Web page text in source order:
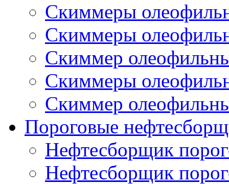
Скиммеры
Скиммеры
Скиммер
Скиммеры
Скиммер
Пороговые
Нефтесборщик
Нефтесборщик